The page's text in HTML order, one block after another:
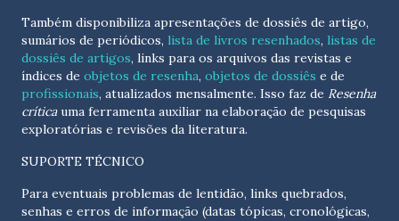
Também disponibiliza apresentações de dossiês de artigo,
sumários de periódicos, lista de livros resenhados, listas de
dossiês de artigos, links para os arquivos das revistas e
índices de objetos de resenha, objetos de dossiês e de
profissionais, atualizados mensalmente. Isso faz de Resenha
críticauma ferramenta auxiliar na elaboração de pesquisas
exploratórias e revisões da literatura.
SUPORTE TÉCNICO
Para eventuais problemas de lentidão, links quebrados,
senhas e erros de informação (datas tópicas, cronológicas,